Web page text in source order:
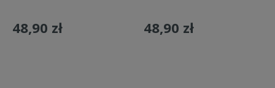
48,90 zł 48,90 zł